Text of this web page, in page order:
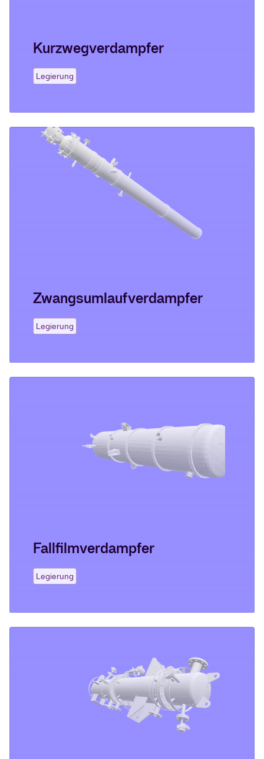
Kurzwegverdampfer
Legierung
Zwangsumlaufverdampfer
Legierung
Fallfilmverdampfer
Legierung